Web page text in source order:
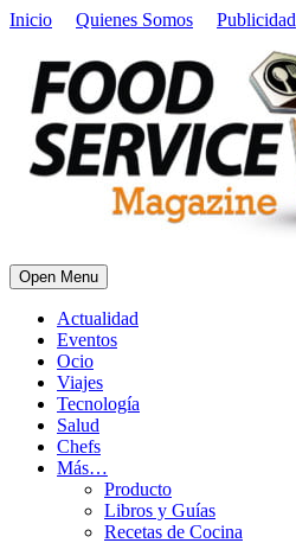
Inicio Quienes Somos Publicidad
Open Menu
Actualidad
Eventos
Ocio
Viajes
Tecnología
Salud
Chefs
Más…
Producto
Libros y Guías
Recetas de Cocina